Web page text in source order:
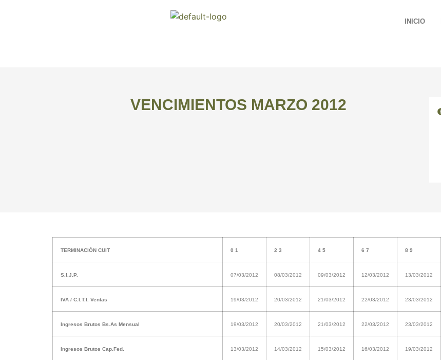
INICIO
VENCIMIENTOS MARZO 2012
TERMINACIÓN CUIT 0 1 2 3 4 5 6 7 8 9
S.I.J.P. 07/03/2012 08/03/2012 09/03/2012 12/03/2012 13/03/2012
IVA / C.I.T.I. Ventas 19/03/2012 20/03/2012 21/03/2012 22/03/2012 23/03/2012
Ingresos Brutos Bs.As Mensual 19/03/2012 20/03/2012 21/03/2012 22/03/2012 23/03/2012
Ingresos Brutos Cap.Fed. 13/03/2012 14/03/2012 15/03/2012 16/03/2012 19/03/2012